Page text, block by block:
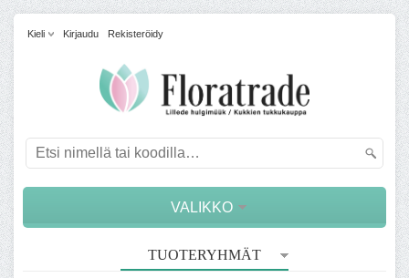
Kieli Kirjaudu Rekisteröidy
VALIKKO
TUOTERYHMÄT